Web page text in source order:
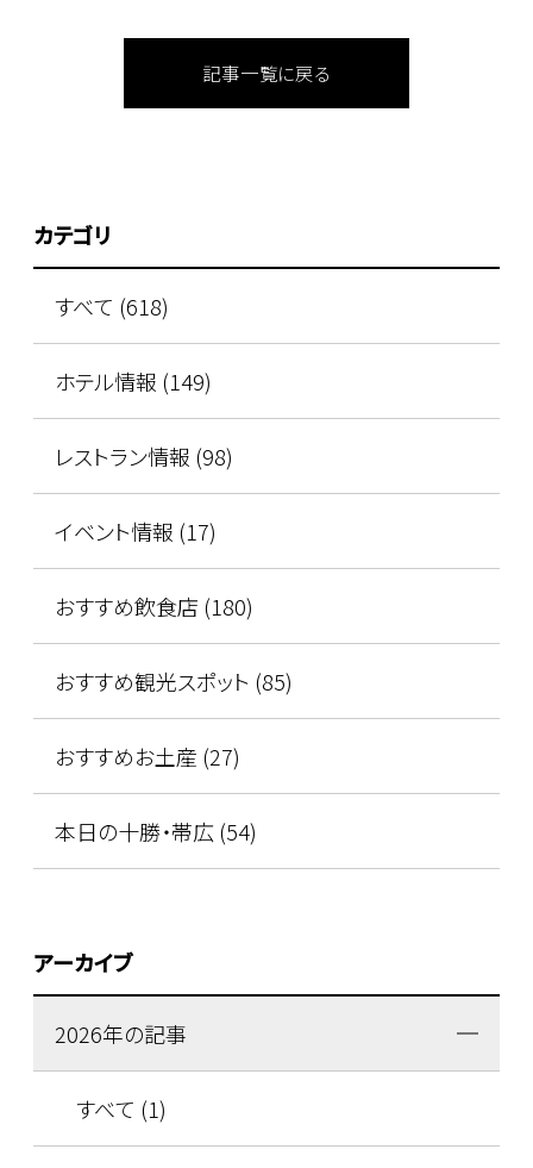
記事一覧に戻る
カテゴリ
すべて (618)
ホテル情報 (149)
レストラン情報 (98)
イベント情報 (17)
おすすめ飲食店 (180)
おすすめ観光スポット (85)
おすすめお土産 (27)
本日の十勝・帯広 (54)
アーカイブ
2026年の記事
すべて (1)